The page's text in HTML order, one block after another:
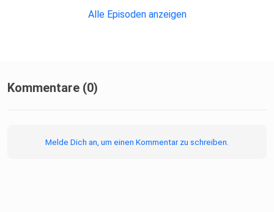
Alle Episoden anzeigen
Kommentare (0)
Melde Dich an, um einen Kommentar zu schreiben.